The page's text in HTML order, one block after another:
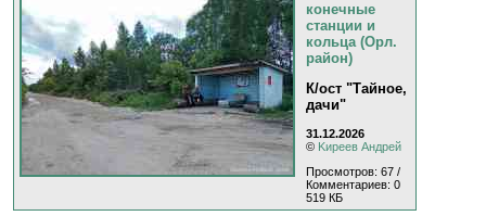
конечные
станции и
кольца (Орл.
район)
К/ост "Тайное,
дачи"
31.12.2026
© Kиpeeв Aндpeй
Просмотров: 67 /
Комментариев: 0
519 КБ